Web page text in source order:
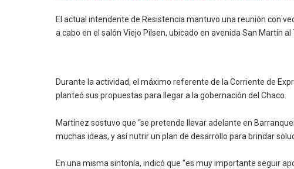
El actual intendente de Resistencia mantuvo una reunión con
a cabo en el salón Viejo Pilsen, ubicado en avenida San Martín al
Durante la actividad, el máximo referente de la Corriente de
planteó sus propuestas para llegar a la gobernación del Chaco.
Martínez sostuvo que “se pretende llevar adelante en
muchas ideas, y así nutrir un plan de desarrollo para brindar
En una misma sintonía, indicó que “es muy importante seguir